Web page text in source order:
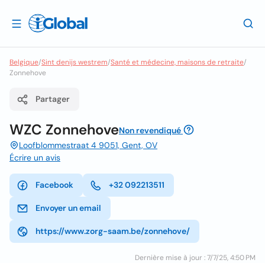
Belgique/Sint denijs westrem/Santé et médecine, maisons de retraite/
Zonnehove
Partager
WZC ZonnehoveNon revendiqué
Loofblommestraat 4 9051, Gent, OV
Écrire un avis
Facebook +32 092213511
Envoyer un email
https://www.zorg-saam.be/zonnehove/
Dernière mise à jour : 7/7/25, 4:50 PM